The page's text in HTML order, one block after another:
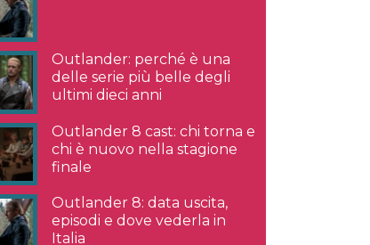
Outlander: perché è una
delle serie più belle degli
ultimi dieci anni
Outlander 8 cast: chi torna e
chi è nuovo nella stagione
finale
Outlander 8: data uscita,
episodi e dove vederla in
Italia